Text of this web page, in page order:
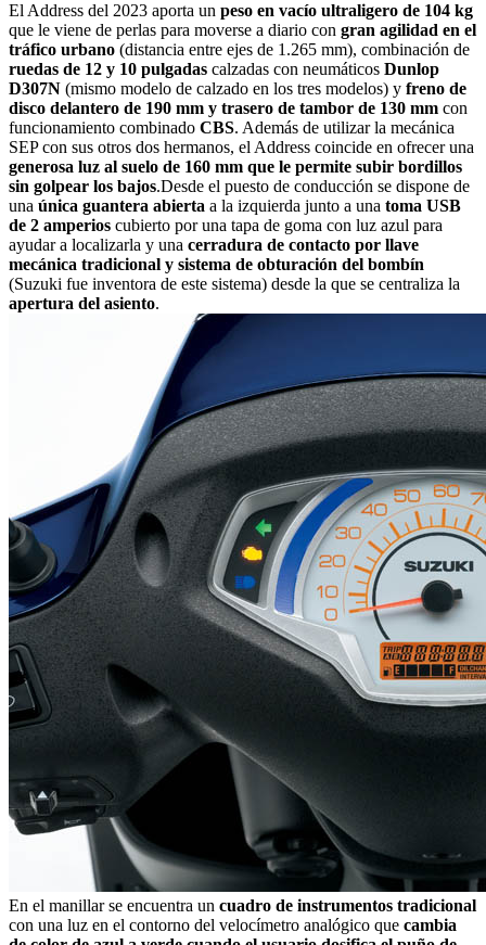
El Address del 2023 aporta un peso en vacío ultraligero de 104 kg
que le viene de perlas para moverse a diario con gran agilidad en el
tráfico urbano (distancia entre ejes de 1.265 mm), combinación de
ruedas de 12 y 10 pulgadas calzadas con neumáticos Dunlop
D307N (mismo modelo de calzado en los tres modelos) y freno de
disco delantero de 190 mm y trasero de tambor de 130 mm con
funcionamiento combinado CBS. Además de utilizar la mecánica
SEP con sus otros dos hermanos, el Address coincide en ofrecer una
generosa luz al suelo de 160 mm que le permite subir bordillos
sin golpear los bajos.Desde el puesto de conducción se dispone de
una única guantera abierta a la izquierda junto a una toma USB
de 2 amperios cubierto por una tapa de goma con luz azul para
ayudar a localizarla y una cerradura de contacto por llave
mecánica tradicional y sistema de obturación del bombín
(Suzuki fue inventora de este sistema) desde la que se centraliza la
apertura del asiento.
En el manillar se encuentra un cuadro de instrumentos tradicional
con una luz en el contorno del velocímetro analógico que cambia